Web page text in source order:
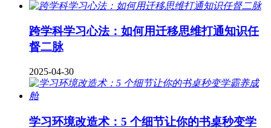
跨学科学习心法：如何用迁移思维打通知识任
督二脉
2025-04-30
学习环境改造术：5 个细节让你的书桌秒变学